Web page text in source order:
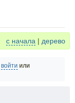
с начала | дерево
войти или